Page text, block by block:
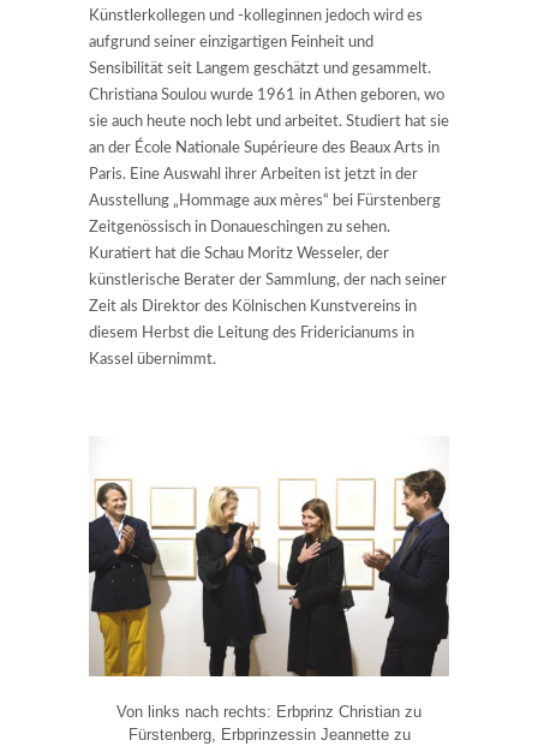
Künstlerkollegen und -kolleginnen jedoch wird es
aufgrund seiner einzigartigen Feinheit und
Sensibilität seit Langem geschätzt und gesammelt.
Christiana Soulou wurde 1961 in Athen geboren, wo
sie auch heute noch lebt und arbeitet. Studiert hat sie
an der École Nationale Supérieure des Beaux Arts in
Paris. Eine Auswahl ihrer Arbeiten ist jetzt in der
Ausstellung „Hommage aux mères“ bei Fürstenberg
Zeitgenössisch in Donaueschingen zu sehen.
Kuratiert hat die Schau Moritz Wesseler, der
künstlerische Berater der Sammlung, der nach seiner
Zeit als Direktor des Kölnischen Kunstvereins in
diesem Herbst die Leitung des Fridericianums in
Kassel übernimmt.
Von links nach rechts: Erbprinz Christian zu
Fürstenberg, Erbprinzessin Jeannette zu